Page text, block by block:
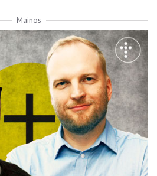
Mainos